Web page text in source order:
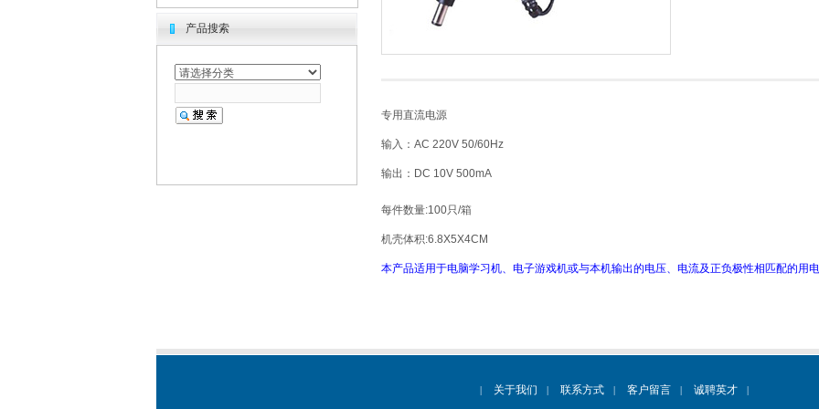
专用直流电源
输入：AC 220V 50/60Hz
输出：DC 10V 500mA
每件数量:100只/箱
机壳体积:6.8X5X4CM
本产品适用于电脑学习机、电子游戏机或与本机输出的电压、电流及正负极性相匹配的用电
产品搜索
| 关于我们 | 联系方式 | 客户留言 | 诚聘英才 |